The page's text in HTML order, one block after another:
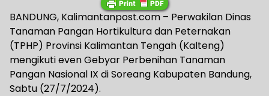
BANDUNG, Kalimantanpost.com – Perwakilan Dinas
Tanaman Pangan Hortikultura dan Peternakan
(TPHP) Provinsi Kalimantan Tengah (Kalteng)
mengikuti even Gebyar Perbenihan Tanaman
Pangan Nasional IX di Soreang Kabupaten Bandung,
Sabtu (27/7/2024).